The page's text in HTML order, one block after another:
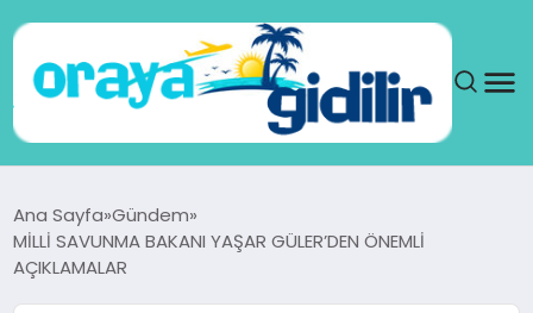
SAĞLIK
Ana Sayfa Gündem
MİLLİ SAVUNMA BAKANI YAŞAR GÜLER’DEN ÖNEMLİ
AÇIKLAMALAR